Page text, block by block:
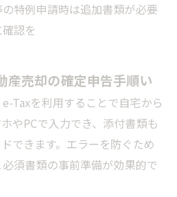
特例申請時は追加書類が必要
認を
産売却の確定申告手順い
Taxを利用することで自宅から
やPCで入力でき、添付書類も
できます。エラーを防ぐため
須書類の事前準備が効果的で